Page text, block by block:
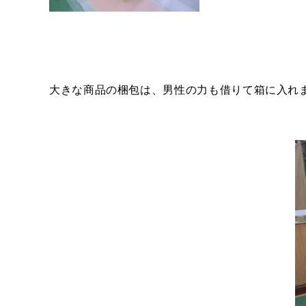
大きな商品の梱包は、男性の力も借りて箱に入れ